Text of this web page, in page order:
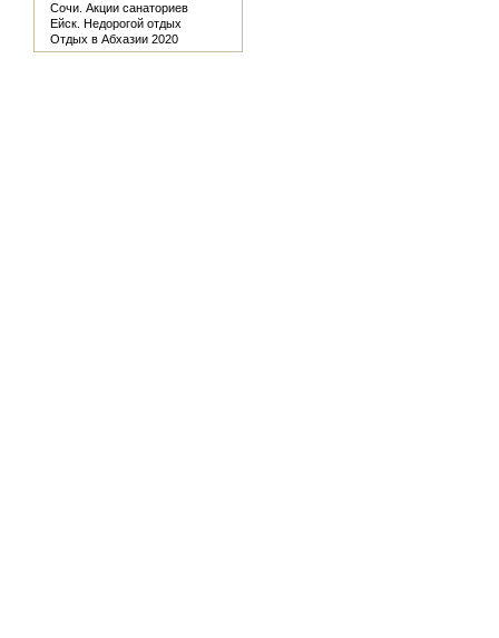
Сочи. Акции санаториев
Ейск. Недорогой отдых
Отдых в Абхазии 2020